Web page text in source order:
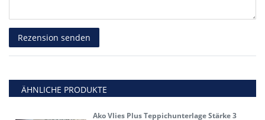
Rezensionstext
Rezension senden
ÄHNLICHE PRODUKTE
Ako Vlies Plus Teppichunterlage Stärke 3